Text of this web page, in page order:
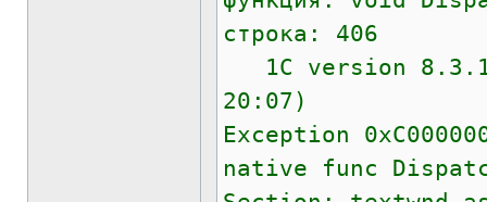
строка: 406
1C version
20:07)
Exception
native func